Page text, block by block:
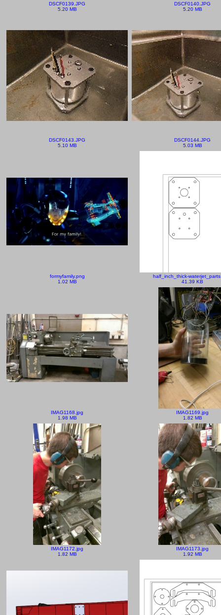
DSCF0139.JPG
5.20 MB
DSCF0140.JPG
5.20 MB
DSCF0143.JPG
5.10 MB
DSCF0144.JPG
5.03 MB
formyfamily.png
1.02 MB
half_inch_thick-
41.39 KB
IMAG1168.jpg
1.98 MB
IMAG1169.jpg
1.82 MB
IMAG1172.jpg
1.82 MB
IMAG1173.jpg
1.92 MB